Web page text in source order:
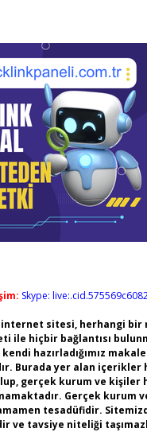
Skype:
internet sitesi, herhangi bir
ile hiçbir bağlantısı
hazırladığımız
Burada yer alan içerikler
gerçek kurum ve kişiler
Gerçek kurum
tesadüfidir.
ve tavsiye niteliği